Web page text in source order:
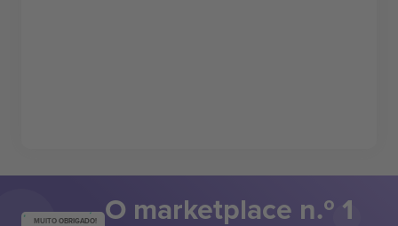
MUITO OBRIGADO! O marketplace n.º 1